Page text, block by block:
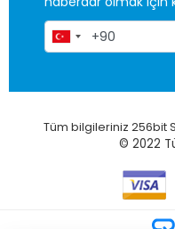
Tüm bilgileriniz 256bit
© 2022